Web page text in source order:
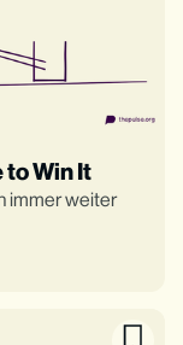
Win It
immer weiter